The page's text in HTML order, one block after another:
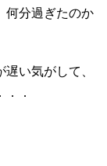
何分過ぎたのか
い気がして、
．